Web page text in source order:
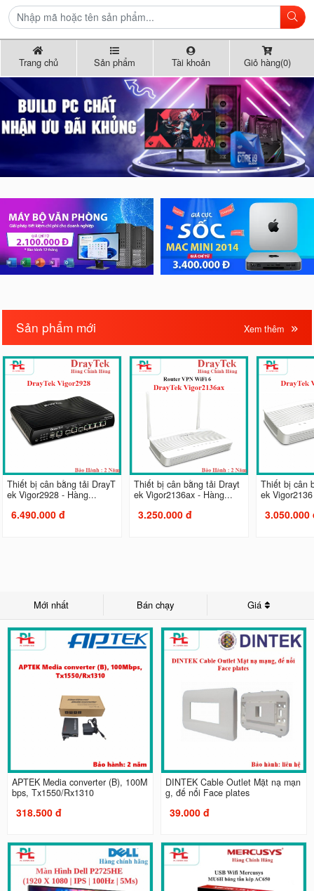
Trang chủ Sản phẩm Tài khoản Giỏ hàng(0)
Sản phẩm mới Xem thêm
Thiết bị cân bằng tải DrayT
ek Vigor2928 - Hàng...
6.490.000 đ
Thiết bị cân bằng tải Drayt
ek Vigor2136ax - Hàng...
3.250.000 đ
Thiết bị cân
ek
3.050.000
Mới nhất Bán chạy Giá
APTEK Media converter (B), 100M
bps, Tx1550/Rx1310
318.500 đ
DINTEK Cable Outlet Mặt nạ mạn
g, đế nổi Face plates
39.000 đ